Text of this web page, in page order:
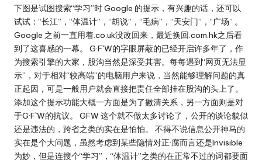
by
下图是试图搜索“学习”时 Google 的提示，有兴趣的话，还可以
试试：“长江”，“体温计”，“胡说”，“毛病”，“天安门”，“广场” 。
Google 之前一直用着.co.uk没改回来，最近换回.com.hk之后看
到了这喜感的一幕。 G·F`W的字眼屏蔽的已经开启许多年了，作
为搜索引擎的大家，股沟当然是深受其害。每每遇到“网页无法显
示”，对于相对“较高端”的电脑用户来说，当然能够理解问题的真
正起因，可是一般用户就会直接把责任全部挂在股沟的头上了。
添加这个提示功能大概一方面是为了撇清关系，另一方面则是对
于G·F`W的抗议。 GFW 这个就不做太多讨论了，公开的谈论貌似
还是违法的，跨省之类的实在是怕怕。 不得不说信息公开神马的
实在是个大问题，虽然考虑到某些隐情对正·腐而言还是Invisible
为妙，但是连搜个“学习”，“体温计”之类的在正常不过的词都要面